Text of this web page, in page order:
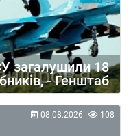
загалушили 18
- Генштаб
08.08.2026 108